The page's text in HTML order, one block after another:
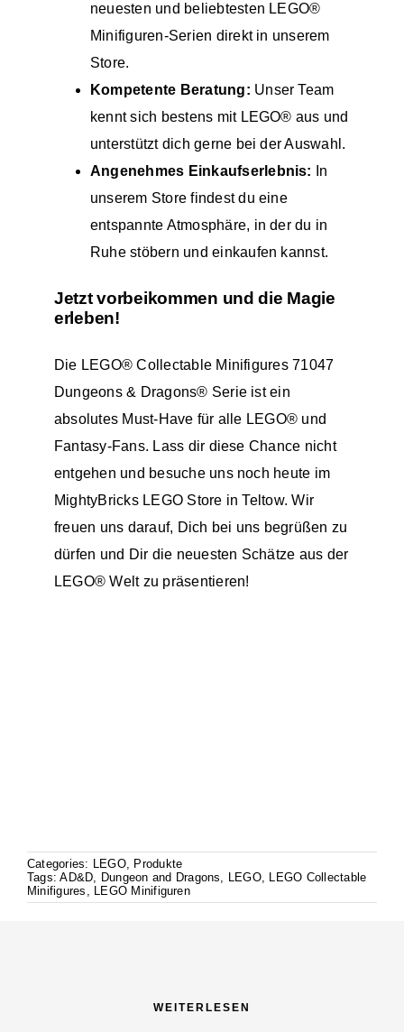
neuesten und beliebtesten LEGO®
Minifiguren-Serien direkt in unserem
Store.
Kompetente Beratung: Unser Team
kennt sich bestens mit LEGO® aus und
unterstützt dich gerne bei der Auswahl.
Angenehmes Einkaufserlebnis:
In
unserem Store findest du eine
entspannte Atmosphäre, in der du in
Ruhe stöbern und einkaufen kannst.
Jetzt vorbeikommen und die Magie
erleben!
Die LEGO® Collectable Minifigures 71047
Dungeons & Dragons® Serie ist ein
absolutes Must-Have für alle LEGO® und
Fantasy-Fans. Lass dir diese Chance nicht
entgehen und besuche uns noch heute im
MightyBricks LEGO Store in Teltow. Wir
freuen uns darauf, Dich bei uns begrüßen zu
dürfen und Dir die neuesten Schätze aus der
LEGO® Welt zu präsentieren!
Categories: LEGO,
Produkte
Tags:AD&D Dungeon and Dragons LEGO,
LEGO Collectable
Minifigures
LEGO Minifiguren
WEITERLESEN